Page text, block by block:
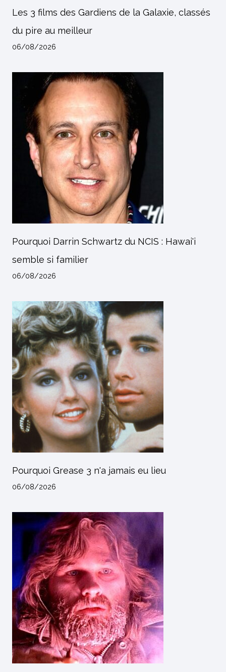
Les 3 films des Gardiens de la Galaxie, classés
du pire au meilleur
06/08/2026
Pourquoi Darrin Schwartz du NCIS : Hawai'i
semble si familier
06/08/2026
Pourquoi Grease 3 n'a jamais eu lieu
06/08/2026